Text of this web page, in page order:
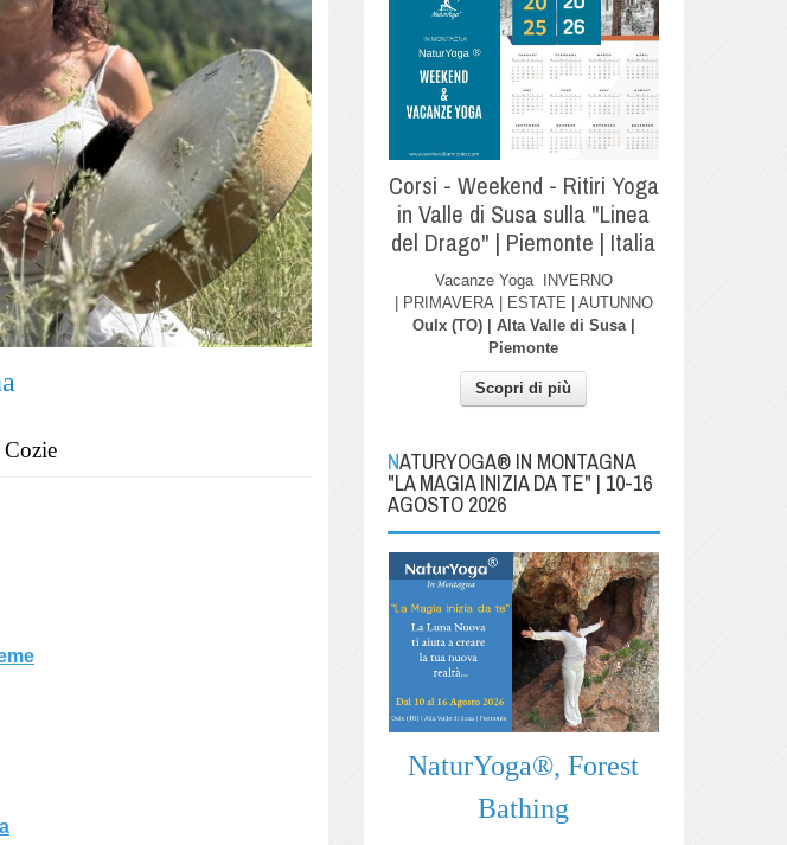
Corsi - Weekend - Ritiri Yoga
in Valle di Susa sulla "Linea
del Drago" | Piemonte | Italia
Vacanze Yoga INVERNO
| PRIMAVERA | ESTATE | AUTUNNO
Oulx (TO) | Alta Valle di Susa |
Piemonte
Scopri di più
NATURYOGA® IN MONTAGNA
"LA MAGIA INIZIA DA TE" | 10-16
AGOSTO 2026
NaturYoga®, Forest
Bathing